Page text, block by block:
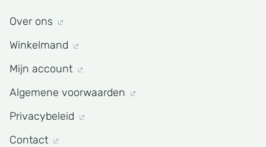
Over ons
Winkelmand
Mijn account
Algemene voorwaarden
Privacybeleid
Contact